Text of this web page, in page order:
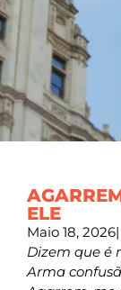
ELE
Maio 18, 2026|
Dizem que é
Arma